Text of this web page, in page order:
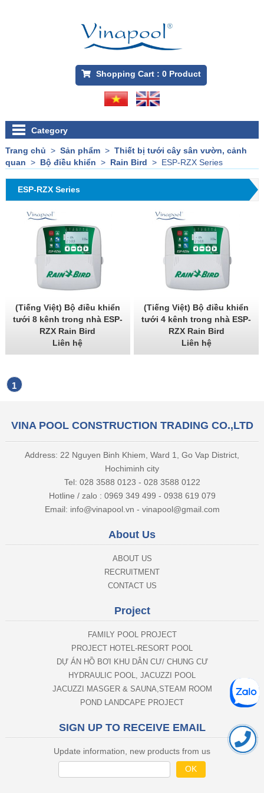
Shopping Cart : 0Product
Category
Trang chủ > Sản phẩm> Thiết bị tưới cây sân vườn, cảnh
quan > Bộ điều khiển > Rain Bird > ESP-RZX Series
ESP-RZX Series
(Tiếng Việt) Bộ điều khiển
tưới 8 kênh trong nhà ESP-
RZX Rain Bird
Liên hệ
(Tiếng Việt) Bộ điều khiển
tưới 4 kênh trong nhà ESP-
RZX Rain Bird
Liên hệ
1
VINA POOL CONSTRUCTION TRADING CO.,LTD
Address: 22 Nguyen Binh Khiem, Ward 1, Go Vap District,
Hochiminh city
Tel: 028 3588 0123 - 028 3588 0122
Hotline / zalo : 0969 349 499 - 0938 619 079
Email: info@vinapool.vn - vinapool@gmail.com
About Us
ABOUT US
RECRUITMENT
CONTACT US
Project
FAMILY POOL PROJECT
PROJECT HOTEL-RESORT POOL
DỰ ÁN HỒ BƠI KHU DÂN CƯ/ CHUNG CƯ
HYDRAULIC POOL, JACUZZI POOL
JACUZZI MASGER & SAUNA,STEAM ROOM
POND LANDCAPE PROJECT
SIGN UP TO RECEIVE EMAIL
Update information, new products from us